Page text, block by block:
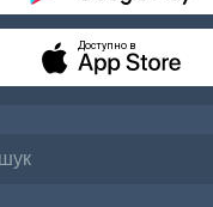
Доступно в